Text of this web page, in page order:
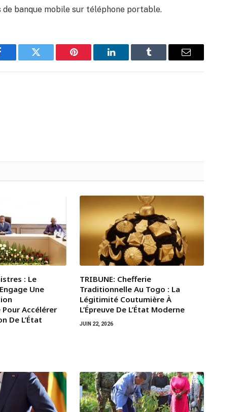
banque mobile sur téléphone portable.
Twitter Pinterest LinkedIn Tumblr Email
: Le
Une
Accélérer
De L’État
TRIBUNE: Chefferie
Traditionnelle Au Togo : La
Légitimité Coutumière À
L’Épreuve De L’État Moderne
JUIN 22, 2026